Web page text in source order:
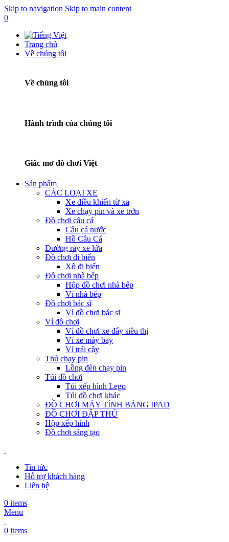
Skip to navigation Skip to main content
0
Trang chủ
Về chúng tôi
Về chúng tôi
Hành trình của chúng tôi
Giấc mơ đồ chơi Việt
Sản phẩm
CÁC LOẠI XE
Xe điều khiển từ xa
Xe chạy pin và xe trớn
Đồ chơi câu cá
Câu cá nước
Hồ Câu Cá
Đường ray xe lửa
Đồ chơi đi biển
Xô đi biển
Đồ chơi nhà bếp
Hộp đồ chơi nhà bếp
Vỉ nhà bếp
Đồ chơi bác sĩ
Vỉ đồ chơi bác sĩ
Vỉ đồ chơi
Vỉ đồ chơi xe đẩy siêu thị
Vỉ xe máy bay
Vỉ trái cây
Thú chạy pin
Lồng đèn chạy pin
Túi đồ chơi
Túi xếp hình Lego
Túi đồ chơi khác
ĐỒ CHƠI MÁY TÍNH BẢNG IPAD
ĐỒ CHƠI ĐẬP THÚ
Hộp xếp hình
Đồ chơi sáng tạo
Tin tức
Hỗ trợ khách hàng
Liên hệ
0 items
Menu
0 items